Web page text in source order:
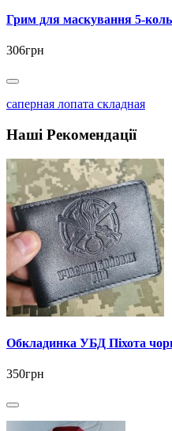
Грим для маскування 5-
306грн
саперная лопата складная
Наші Рекомендації
Обкладинка УБД Піхота
350грн